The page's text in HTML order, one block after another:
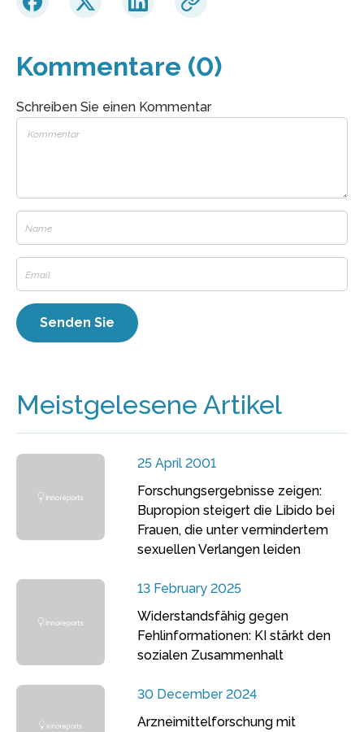
Kommentare (0)
Schreiben Sie einen Kommentar
Meistgelesene Artikel
25 April 2001
Forschungsergebnisse zeigen:
Bupropion steigert die Libido bei
Frauen, die unter vermindertem
sexuellen Verlangen leiden
13 February 2025
Widerstandsfähig gegen
Fehlinformationen: KI stärkt den
sozialen Zusammenhalt
30 December 2024
Arzneimittelforschung mit